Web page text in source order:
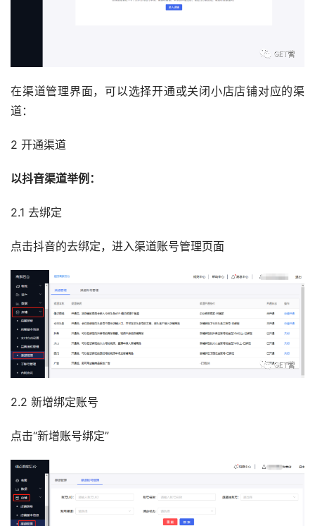
在渠道管理界面，可以选择开通或关闭小店店铺对应的渠
道：
2 开通渠道
以抖音渠道举例：
2.1 去绑定
点击抖音的去绑定，进入渠道账号管理页面
2.2 新增绑定账号
点击“新增账号绑定”